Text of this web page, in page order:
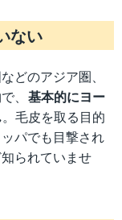
ない
どのアジア圏、
、 基本的にヨー
。毛皮を取る目的
パでも目撃され
られていませ